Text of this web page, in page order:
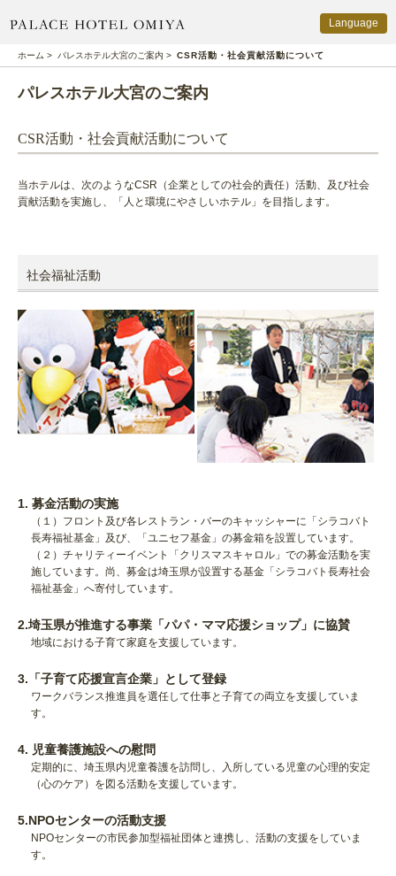
Language
ホーム > パレスホテル大宮のご案内 > CSR活動・社会貢献活動について
パレスホテル大宮のご案内
CSR活動・社会貢献活動について
当ホテルは、次のようなCSR（企業としての社会的責任）活動、及び社会
貢献活動を実施し、「人と環境にやさしいホテル」を目指します。
社会福祉活動
1. 募金活動の実施
（１）フロント及び各レストラン・バーのキャッシャーに「シラコバト
長寿福祉基金」及び、「ユニセフ基金」の募金箱を設置しています。
（２）チャリティーイベント「クリスマスキャロル」での募金活動を実
施しています。尚、募金は埼玉県が設置する基金「シラコバト長寿社会
福祉基金」へ寄付しています。
2.埼玉県が推進する事業「パパ・ママ応援ショップ」に協賛
地域における子育て家庭を支援しています。
3.「子育て応援宣言企業」として登録
ワークバランス推進員を選任して仕事と子育ての両立を支援していま
す。
4. 児童養護施設への慰問
定期的に、埼玉県内児童養護を訪問し、入所している児童の心理的安定
（心のケア）を図る活動を支援しています。
5.NPOセンターの活動支援
NPOセンターの市民参加型福祉団体と連携し、活動の支援をしていま
す。